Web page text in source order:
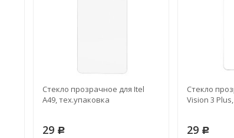
Стекло прозрачное для Itel
A49, тех.упаковка
29 Р
Стекло
Vision 3
29 Р